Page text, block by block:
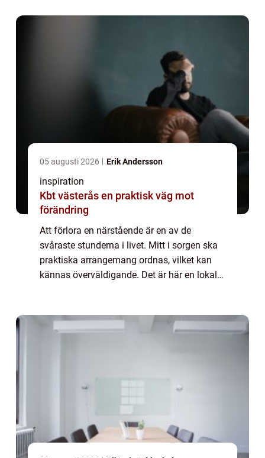
05 augusti 2026 Erik Andersson
inspiration
Kbt västerås en praktisk väg mot
förändring
Att förlora en närstående är en av de
svåraste stunderna i livet. Mitt i sorgen ska
praktiska arrangemang ordnas, vilket kan
kännas överväldigande. Det är här en lokal